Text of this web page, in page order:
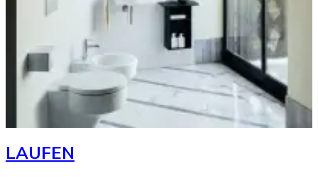
LAUFEN